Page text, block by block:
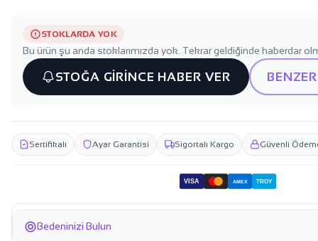
STOKLARDA YOK
Bu ürün şu anda stoklarımızda yok. Tekrar geldiğinde haberdar
STOĞA GİRİNCE HABER VER
Sertifikalı Ayar Garantisi Sigortalı Kargo Güvenli
VISA AMEX TROY
Bedeninizi Bulun